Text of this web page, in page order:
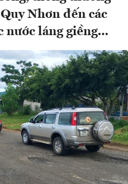
Nhơn đến các
nước láng giềng...